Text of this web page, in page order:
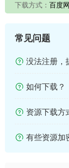
下载方式： 百度
常见问题
没法注册，
如何下载？
资源下载方
有些资源加